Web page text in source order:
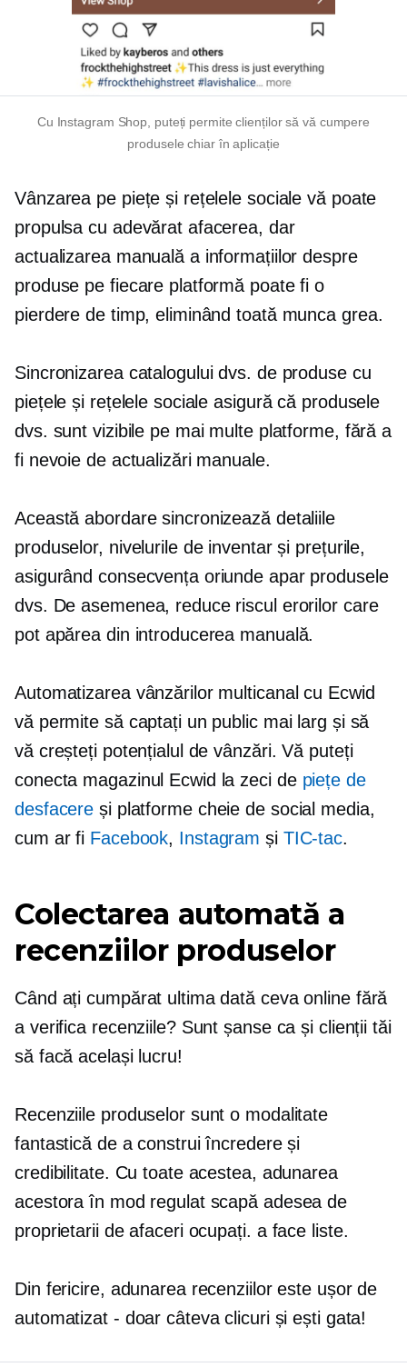
Cu Instagram Shop, puteți permite clienților să vă cumpere
produsele chiar în aplicație
Vânzarea pe piețe și rețelele sociale vă poate
propulsa cu adevărat afacerea, dar
actualizarea manuală a informațiilor despre
produse pe fiecare platformă poate fi o
pierdere de timp, eliminând toată munca grea.
Sincronizarea catalogului dvs. de produse cu
piețele și rețelele sociale asigură că produsele
dvs. sunt vizibile pe mai multe platforme, fără a
fi nevoie de actualizări manuale.
Această abordare sincronizează detaliile
produselor, nivelurile de inventar și prețurile,
asigurând consecvența oriunde apar produsele
dvs. De asemenea, reduce riscul erorilor care
pot apărea din introducerea manuală.
Automatizarea vânzărilor multicanal cu Ecwid
vă permite să captați un public mai larg și să
vă creșteți potențialul de vânzări. Vă puteți
conecta magazinul Ecwid la zeci de piețe de
desfacere și platforme cheie de social media,
cum ar fi Facebook, Instagram și TIC-tac.
Colectarea automată a
recenziilor produselor
Când ați cumpărat ultima dată ceva online fără
a verifica recenziile? Sunt șanse ca și clienții tăi
să facă același lucru!
Recenziile produselor sunt o modalitate
fantastică de a construi încredere și
credibilitate. Cu toate acestea, adunarea
acestora în mod regulat scapă adesea de
proprietarii de afaceri ocupați. a face liste.
Din fericire, adunarea recenziilor este ușor de
automatizat - doar câteva clicuri și ești gata!